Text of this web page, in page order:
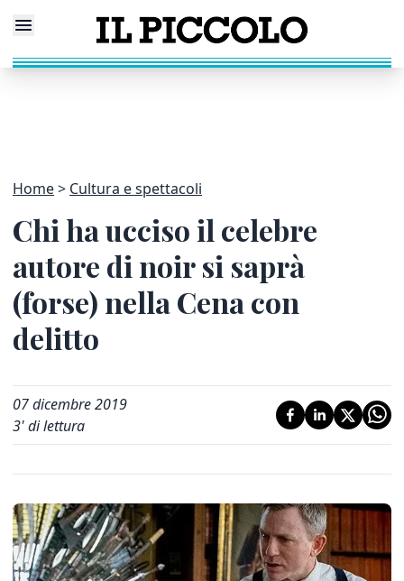
Home Cultura e spettacoli
Chi ha ucciso il celebre
autore di noir si saprà
(forse) nella Cena con
delitto
07 dicembre 2019
3' di lettura